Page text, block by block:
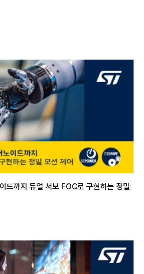
드까지 듀얼 서보 FOC로 구현하는 정밀